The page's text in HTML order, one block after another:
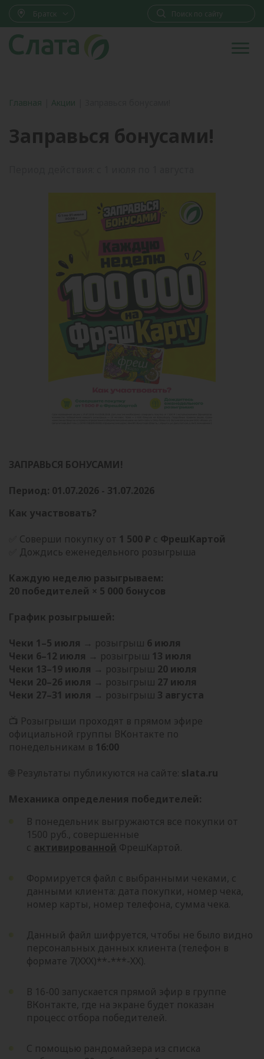
Братск
Главная Акции
Заправься бонусами!
ЗАПРАВЬСЯ БОНУСАМИ!
Период: 01.07.2026 - 31.07.2026
Как участвовать?
✅ Соверши покупку от 1 500 ₽ с ФрешКартой
✅ Дождись еженедельного розыгрыша
Каждую неделю разыгрываем:
20 победителей × 5 000 бонусов
График розыгрышей:
Чеки 1–5 июля → розыгрыш 6 июля
Чеки 6–12 июля → розыгрыш 13 июля
Чеки 13–19 июля → розыгрыш 20 июля
Чеки 20–26 июля → розыгрыш 27 июля
Чеки 27–31 июля → розыгрыш 3 августа
📺 Розыгрыши проходят в прямом эфире
официальной группы ВКонтакте по
понедельникам в 16:00
🌐 Результаты публикуются на сайте: slata.ru
Механика определения победителей:
В понедельник выгружаются все покупки от
1500 руб., совершенные
с активированной ФрешКартой.
Формируется файл с выбранными чеками, с
данными клиента: дата покупки, номер чека,
номер карты, номер телефона, сумма чека.
Данный файл шифруется, чтобы не было видно
персональных данных клиента (телефон в
формате 7(ХХХ)**-***-ХХ).
В 16-00 запускается прямой эфир в группе
ВКонтакте, где на экране будет показан
процесс отбора победителей.
С помощью рандомайзера из списка